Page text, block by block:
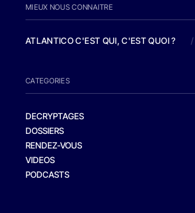
MIEUX NOUS CONNAITRE
ATLANTICO C'EST QUI, C'EST QUOI ? /
CATEGORIES
DECRYPTAGES
DOSSIERS
RENDEZ-VOUS
VIDEOS
PODCASTS